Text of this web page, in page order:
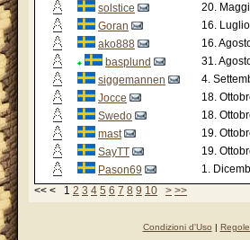
solstice
20.
Goran
16.
ako888
16.
basplund
31.
siggemannen
4.
Jocce
18.
Swedo
18.
mast
19.
SayTT
19.
Pason69
1.
<< < 1 2 3 4 5 6 7 8 9 10 > >>
Condizioni d'Uso |